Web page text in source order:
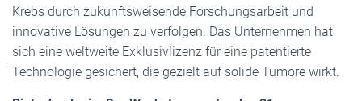
Krebs durch zukunftsweisende Forschungsarbeit und
innovative Lösungen zu verfolgen. Das Unternehmen hat
sich eine weltweite Exklusivlizenz für eine patentierte
Technologie gesichert, die gezielt auf solide Tumore wirkt.